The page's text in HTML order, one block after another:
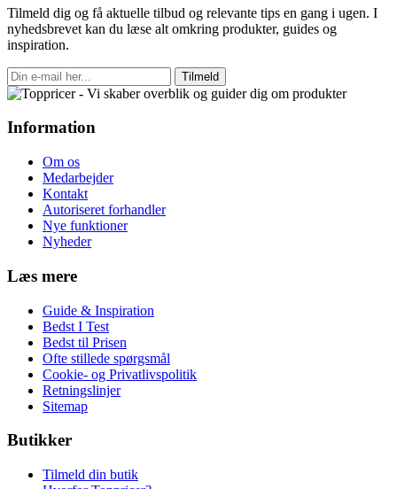
Tilmeld dig og få aktuelle tilbud og relevante tips en gang i ugen. I
nyhedsbrevet kan du læse alt omkring produkter, guides og
inspiration.
Tilmeld
Information
Om os
Medarbejder
Kontakt
Autoriseret forhandler
Nye funktioner
Nyheder
Læs mere
Guide & Inspiration
Bedst I Test
Bedst til Prisen
Ofte stillede spørgsmål
Cookie- og Privatlivspolitik
Retningslinjer
Sitemap
Butikker
Tilmeld din butik